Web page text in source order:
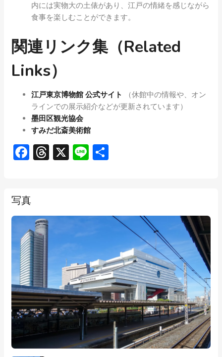
内には実物大の土俵があり、江戸の情緒を感じながら
食事を楽しむことができます。
関連リンク集（Related
Links）
江戸東京博物館 公式サイト
（休館中の情報や、オン
ラインでの展示紹介などが更新されています）
墨田区観光協会
すみだ北斎美術館
Facebook
Threads
X Line
写真